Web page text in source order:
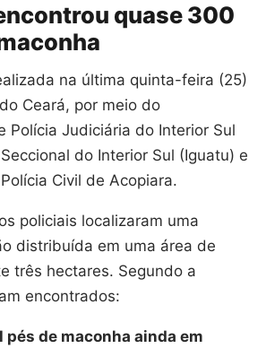
quase 300
na última quinta-feira (25)
Ceará, por meio do
Polícia Judiciária do Interior Sul
do Interior Sul (Iguatu) e
Civil de Acopiara.
policiais localizaram uma
distribuída em uma área de
três hectares. Segundo a
encontrados:
pés de maconha ainda em